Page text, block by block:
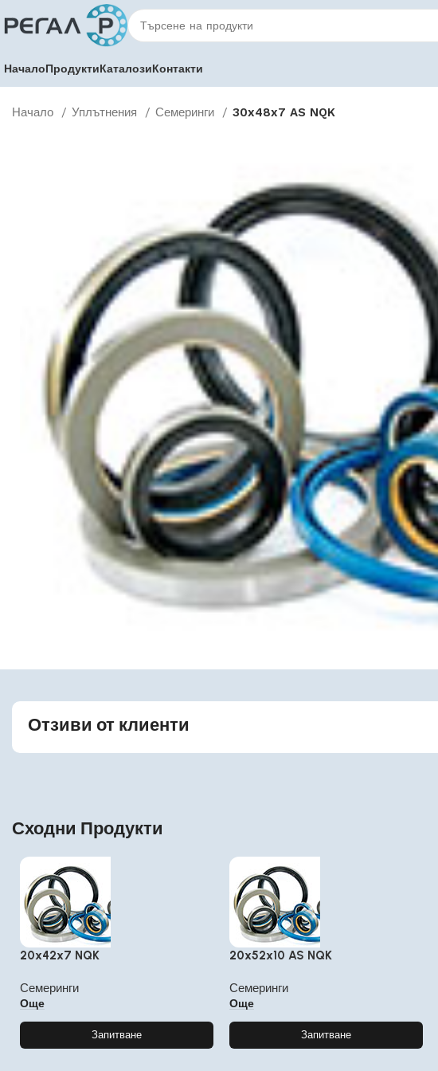
НачалоПродуктиКаталозиКонтакти
Начало Уплътнения Семеринги 30x48x7 AS NQK
Отзиви от клиенти
Сходни Продукти
20x42x7 NQK
Семеринги
Още
Запитване
20x52x10 AS NQK
Семеринги
Още
Запитване